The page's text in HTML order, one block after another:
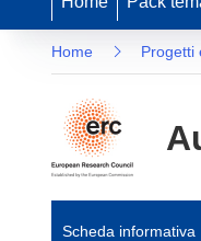
Home Progetti
Scheda informativa